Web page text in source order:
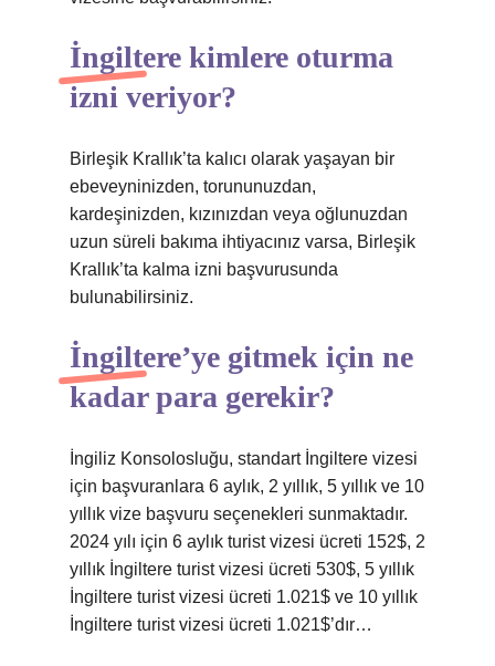
İngiltere kimlere oturma
izni veriyor?
Birleşik Krallık’ta kalıcı olarak yaşayan bir
ebeveyninizden, torununuzdan,
kardeşinizden, kızınızdan veya oğlunuzdan
uzun süreli bakıma ihtiyacınız varsa, Birleşik
Krallık’ta kalma izni başvurusunda
bulunabilirsiniz.
İngiltere’ye gitmek için ne
kadar para gerekir?
İngiliz Konsolosluğu, standart İngiltere vizesi
için başvuranlara 6 aylık, 2 yıllık, 5 yıllık ve 10
yıllık vize başvuru seçenekleri sunmaktadır.
2024 yılı için 6 aylık turist vizesi ücreti 152$, 2
yıllık İngiltere turist vizesi ücreti 530$, 5 yıllık
İngiltere turist vizesi ücreti 1.021$ ve 10 yıllık
İngiltere turist vizesi ücreti 1.021$’dır…